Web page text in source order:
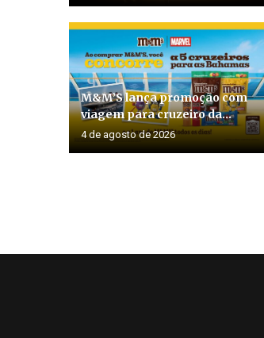
M&M’S lança promoção com
viagem para cruzeiro da...
4 de agosto de 2026